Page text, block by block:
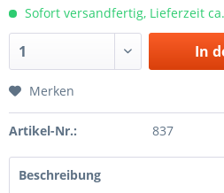
Sofort versandfertig, Lieferzeit
In
Merken
Artikel-Nr.: 837
Beschreibung